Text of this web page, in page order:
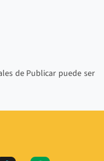
de Publicar puede ser